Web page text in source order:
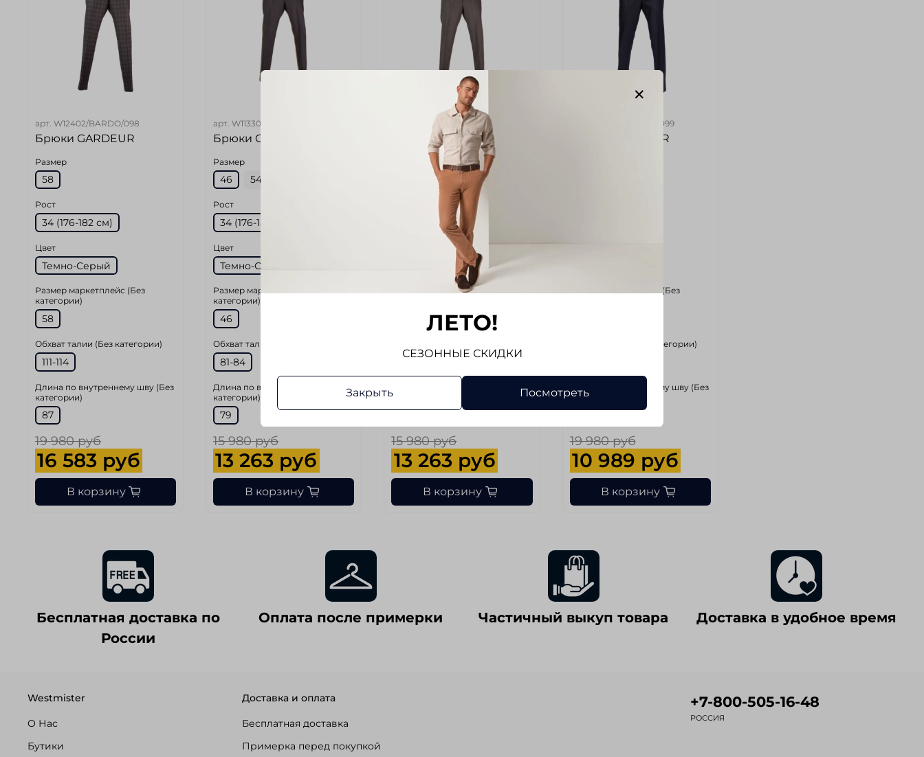
арт. W12402/BARDO/098
Брюки GARDEUR
Размер
58
Рост
34 (176-182 см)
Цвет
Темно-Серый
Размер маркетплейс (Без
категории)
58
Обхват талии (Без категории)
111-114
Длина по внутреннему шву (Без
категории)
87
19 980 руб
16 583 руб
В корзину
арт.W11330/NINO/069
Брюки GARDEUR
Размер
46 54
Рост
34 (176-182 см)
Цвет
Темно-Синий
Размер маркетплейс (Без
категории)
46
Обхват талии (Без категории)
81-84
Длина по внутреннему шву (Без
категории)
79
15 980 руб
13 263 руб
В корзину
W11330/NINO/098
Брюки GARDEUR
32 (170-176 cм)
Темно-Серый
Размер маркетплейс (Без
Длина по внутреннему шву (Без
категории)
15 980 руб
13 263 руб
В корзину
W113001/BARDO/099
Брюки GARDEUR
Размер маркетплейс (Без
Обхват талии (Без категории)
Длина по внутреннему шву (Без
категории)
19 980 руб
10 989 руб
В корзину
Бесплатная доставка по
России
Оплата после примерки Частичный выкуп товара Доставка в удобное время
Westmister
О Нас
Бутики
Доставка и оплата
Бесплатная доставка
Примерка перед покупкой
+7-800-505-16-48
РОССИЯ
ЛЕТО!
СЕЗОННЫЕ СКИДКИ
Закрыть Посмотреть